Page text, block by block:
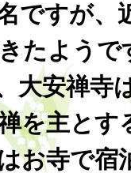
ですが、
たようで
大安禅寺
を主とす
お寺で宿